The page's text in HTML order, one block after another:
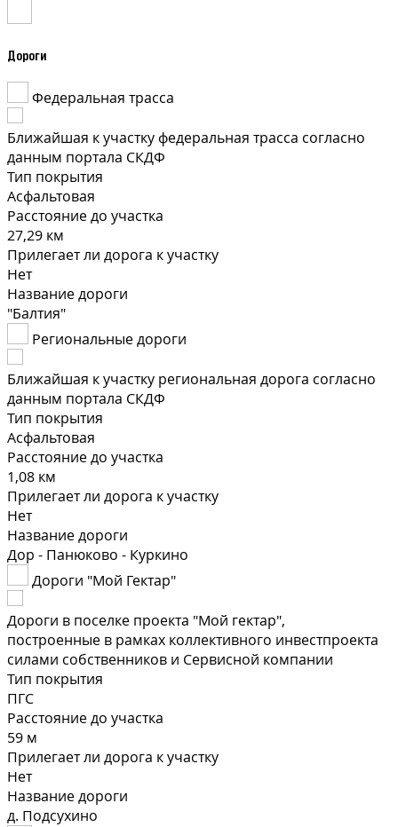
Дороги
Федеральная трасса
Ближайшая к участку федеральная трасса согласно
данным портала СКДФ
Тип покрытия
Асфальтовая
Расстояние до участка
27,29 км
Прилегает ли дорога к участку
Нет
Название дороги
"Балтия"
Региональные дороги
Ближайшая к участку региональная дорога согласно
данным портала СКДФ
Тип покрытия
Асфальтовая
Расстояние до участка
1,08 км
Прилегает ли дорога к участку
Нет
Название дороги
Дор - Панюково - Куркино
Дороги "Мой Гектар"
Дороги в поселке проекта "Мой гектар",
построенные в рамках коллективного инвестпроекта
силами собственников и Сервисной компании
Тип покрытия
ПГС
Расстояние до участка
59 м
Прилегает ли дорога к участку
Нет
Название дороги
д. Подсухино